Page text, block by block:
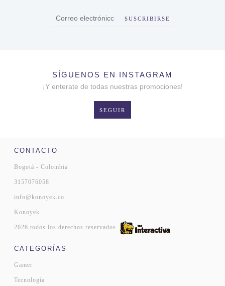
SUSCRIBIRSE
SÍGUENOS EN INSTAGRAM
¡Y enterate de todas nuestras promociones!
SEGUIR
CONTACTO
Bogotá - Colombia
3157076058
info@konoyek.co
Konoyek
2026 todos los derechos reservados
CATEGORÍAS
Gamer
Tecnología